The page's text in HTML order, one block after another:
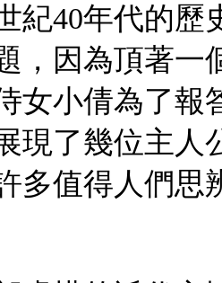
紀40年代的
，因為頂著一
女小倩為了
現了幾位主人
多值得人們思